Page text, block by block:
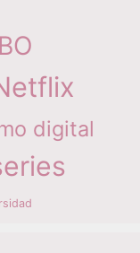
digital